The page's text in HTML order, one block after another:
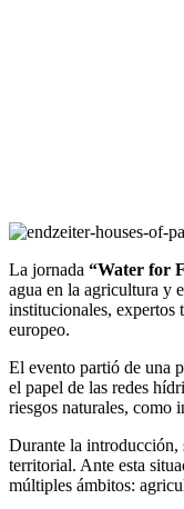
La jornada “Water for
agua en la agricultura y
institucionales, expertos
europeo.
El evento partió de una
el papel de las redes
riesgos naturales, como
Durante la introducción,
territorial. Ante esta
múltiples ámbitos: